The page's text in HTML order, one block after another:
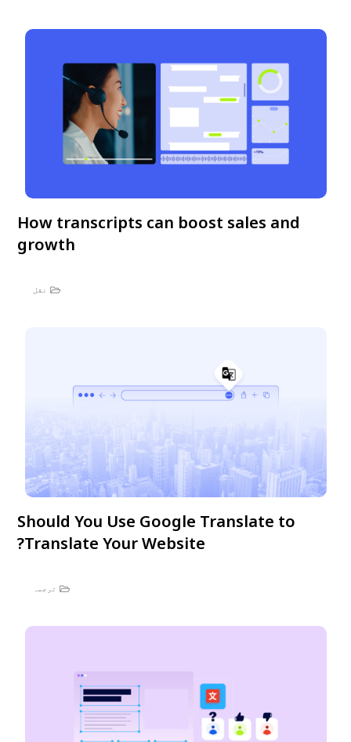
How transcripts can boost sales and
growth
نقل
Should You Use Google Translate to
Translate Your Website?
ترجمہ